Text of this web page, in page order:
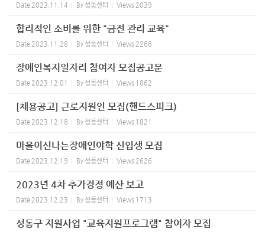
Date 2023.11.14 By성동센터 Views 2039
합리적인 소비를 위한 "금전 관리 교육"
Date 2023.11.28 By성동센터 Views 2268
장애인복지일자리 참여자 모집공고문
Date 2023.12.01 By성동센터 Views 1862
[채용공고] 근로지원인 모집(핸드스피크)
Date 2023.12.18 By성동센터 Views 1821
마을이신나는장애인야학 신입생 모집
Date 2023.12.19 By성동센터 Views 2626
2023년 4차 추가경정 예산 보고
Date 2023.12.23 By성동센터 Views 1713
성동구 지원사업 "교육지원프로그램" 참여자 모집